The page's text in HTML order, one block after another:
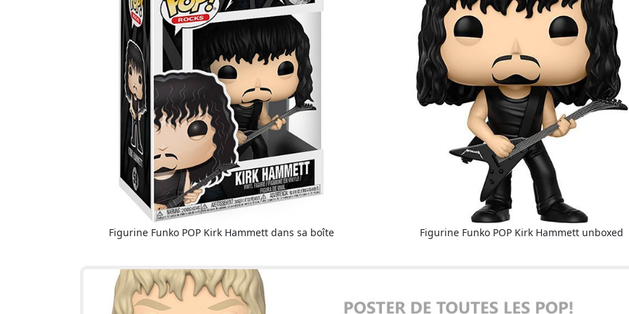
Figurine Funko POP Kirk Hammett dans sa boîte Figurine Funko POP Kirk Hammett unboxed